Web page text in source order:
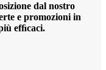
dal nostro
e promozioni in
efﬁcaci.